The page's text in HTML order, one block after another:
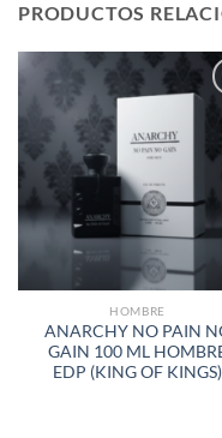
PRODUCTOS
LISTA
HOMBRE
ANARCHY NO PAIN
GAIN 100 ML
EDP (KING OF KINGS)